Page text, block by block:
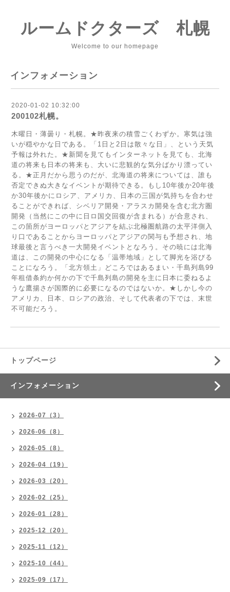
ルームドクターズ 札幌
Welcome to our homepage
インフォメーション
2020-01-02 10:32:00
200102札幌。
木曜日・薄曇り・札幌。★昨夜来の積雪ごくわずか。寒気は強
いが穏やかな日である。「1日と2日は散々な日」、という天気
予報は外れた。★新聞を見てもインターネットを見ても、北海
道の将来も日本の将来も、大いに悲観的な気分ばかり漂ってい
る。★正月だから思うのだが、北海道の将来については、誰も
否定できぬ大きなイベントが期待できる。もし10年後か20年後
か30年後かにロシア、アメリカ、日本の三国が気持ちを合わせ
ることができれば、シベリア開発・アラスカ開発を含む北方圏
開発（当然にこの中に日ロ国交回復が含まれる）が合意され、
この箇所がヨーロッパとアジアを結ぶ北極圏航路の太平洋側入
り口であることからヨーロッパとアジアの関与も予想され、地
球最後と言うべき一大開発イベントとなろう。その暁には北海
道は、この開発の中心になる「温帯地域」として脚光を浴びる
ことになろう。「北方領土」どころではあるまい・千島列島99
年租借条約か何かの下で千島列島の開発を主に日本に委ねるよ
うな鷹揚さが国際的に必要になるのではないか。★しかし今の
アメリカ、日本、ロシアの政治、そして代表者の下では、末世
不可能だろう。
トップページ
インフォメーション
2026-07（3）
2026-06（8）
2026-05（8）
2026-04（19）
2026-03（20）
2026-02（25）
2026-01（28）
2025-12（20）
2025-11（12）
2025-10（44）
2025-09（17）